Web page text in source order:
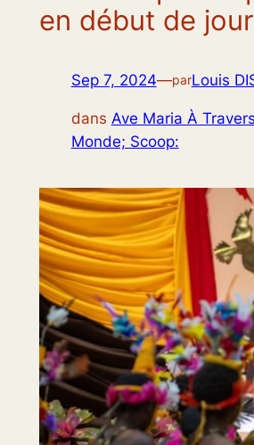
en début de
Sep 7, 2024—parLouis
dans Ave Maria À
Monde; Scoop: